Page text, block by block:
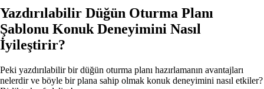
Yazdırılabilir Düğün Oturma Planı
Şablonu Konuk Deneyimini Nasıl
İyileştirir?
Peki yazdırılabilir bir düğün oturma planı hazırlamanın avantajları
nelerdir ve böyle bir plana sahip olmak konuk deneyimini nasıl etkiler?